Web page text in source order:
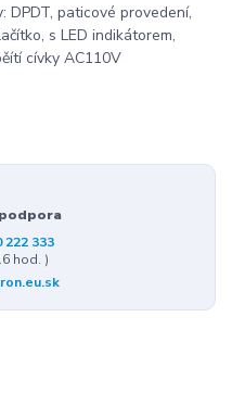
paticové provedení,
s LED indikátorem,
cívky AC110V
222 333
hod. )